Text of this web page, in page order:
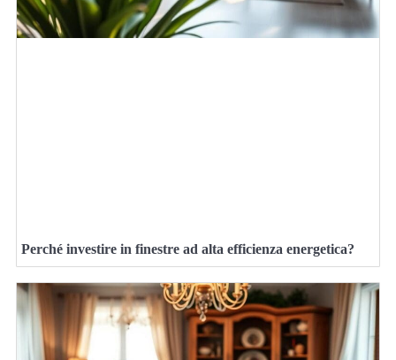
Perché investire in finestre ad alta efficienza energetica?